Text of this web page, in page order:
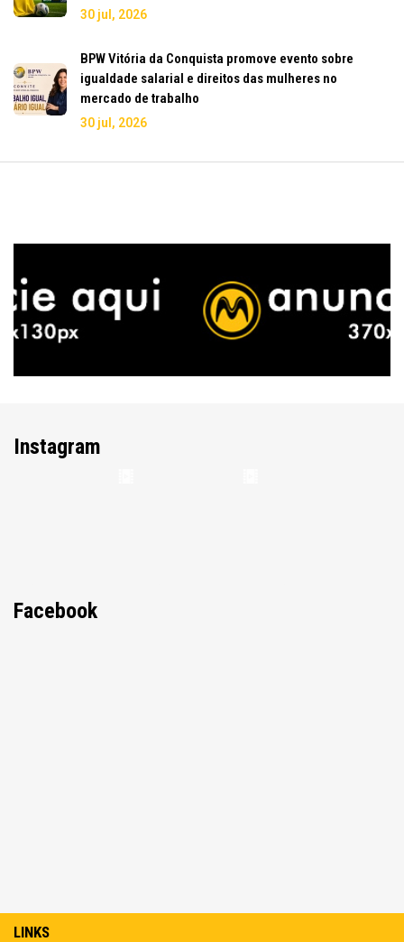
30 jul, 2026
BPW Vitória da Conquista promove evento sobre
igualdade salarial e direitos das mulheres no
mercado de trabalho
30 jul, 2026
Instagram
Facebook
LINKS